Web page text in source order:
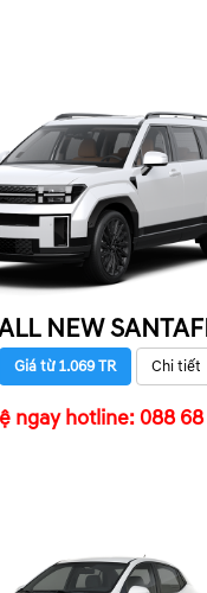
NEW
Giá từ 1.069 TR Chi tiết
ngay hotline: 088